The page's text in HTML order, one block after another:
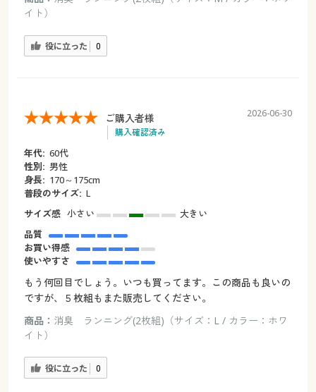
イト）
役に立った 0
ご購入者様
購入確認済み
2026-06-30
年代: 60代
性別: 男性
身長: 170～175cm
普段のサイズ: L
サイズ感 小さい
大きい
品質
お買い得感
使いやすさ
もう何回目でしょう。いつも買ってます。この商品も良いの
ですが、５枚組もまた販売してください。
商品： 消臭 ランニング(2枚組)（サイズ：L / カラー：ホワ
イト）
役に立った 0